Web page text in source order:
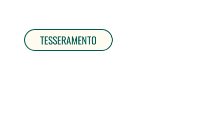
TESSERAMENTO